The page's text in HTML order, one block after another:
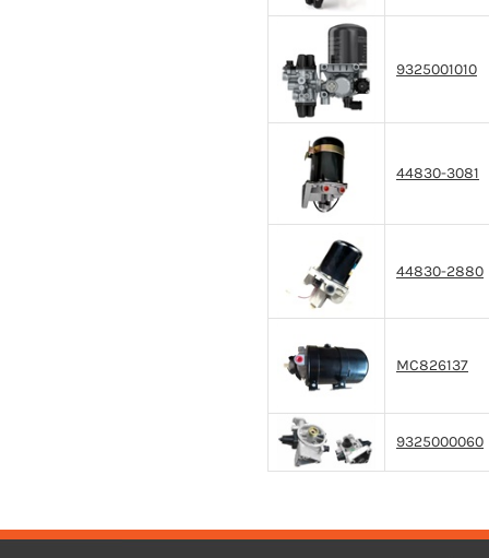
9325001010
44830-3081
44830-2880
MC826137
9325000060